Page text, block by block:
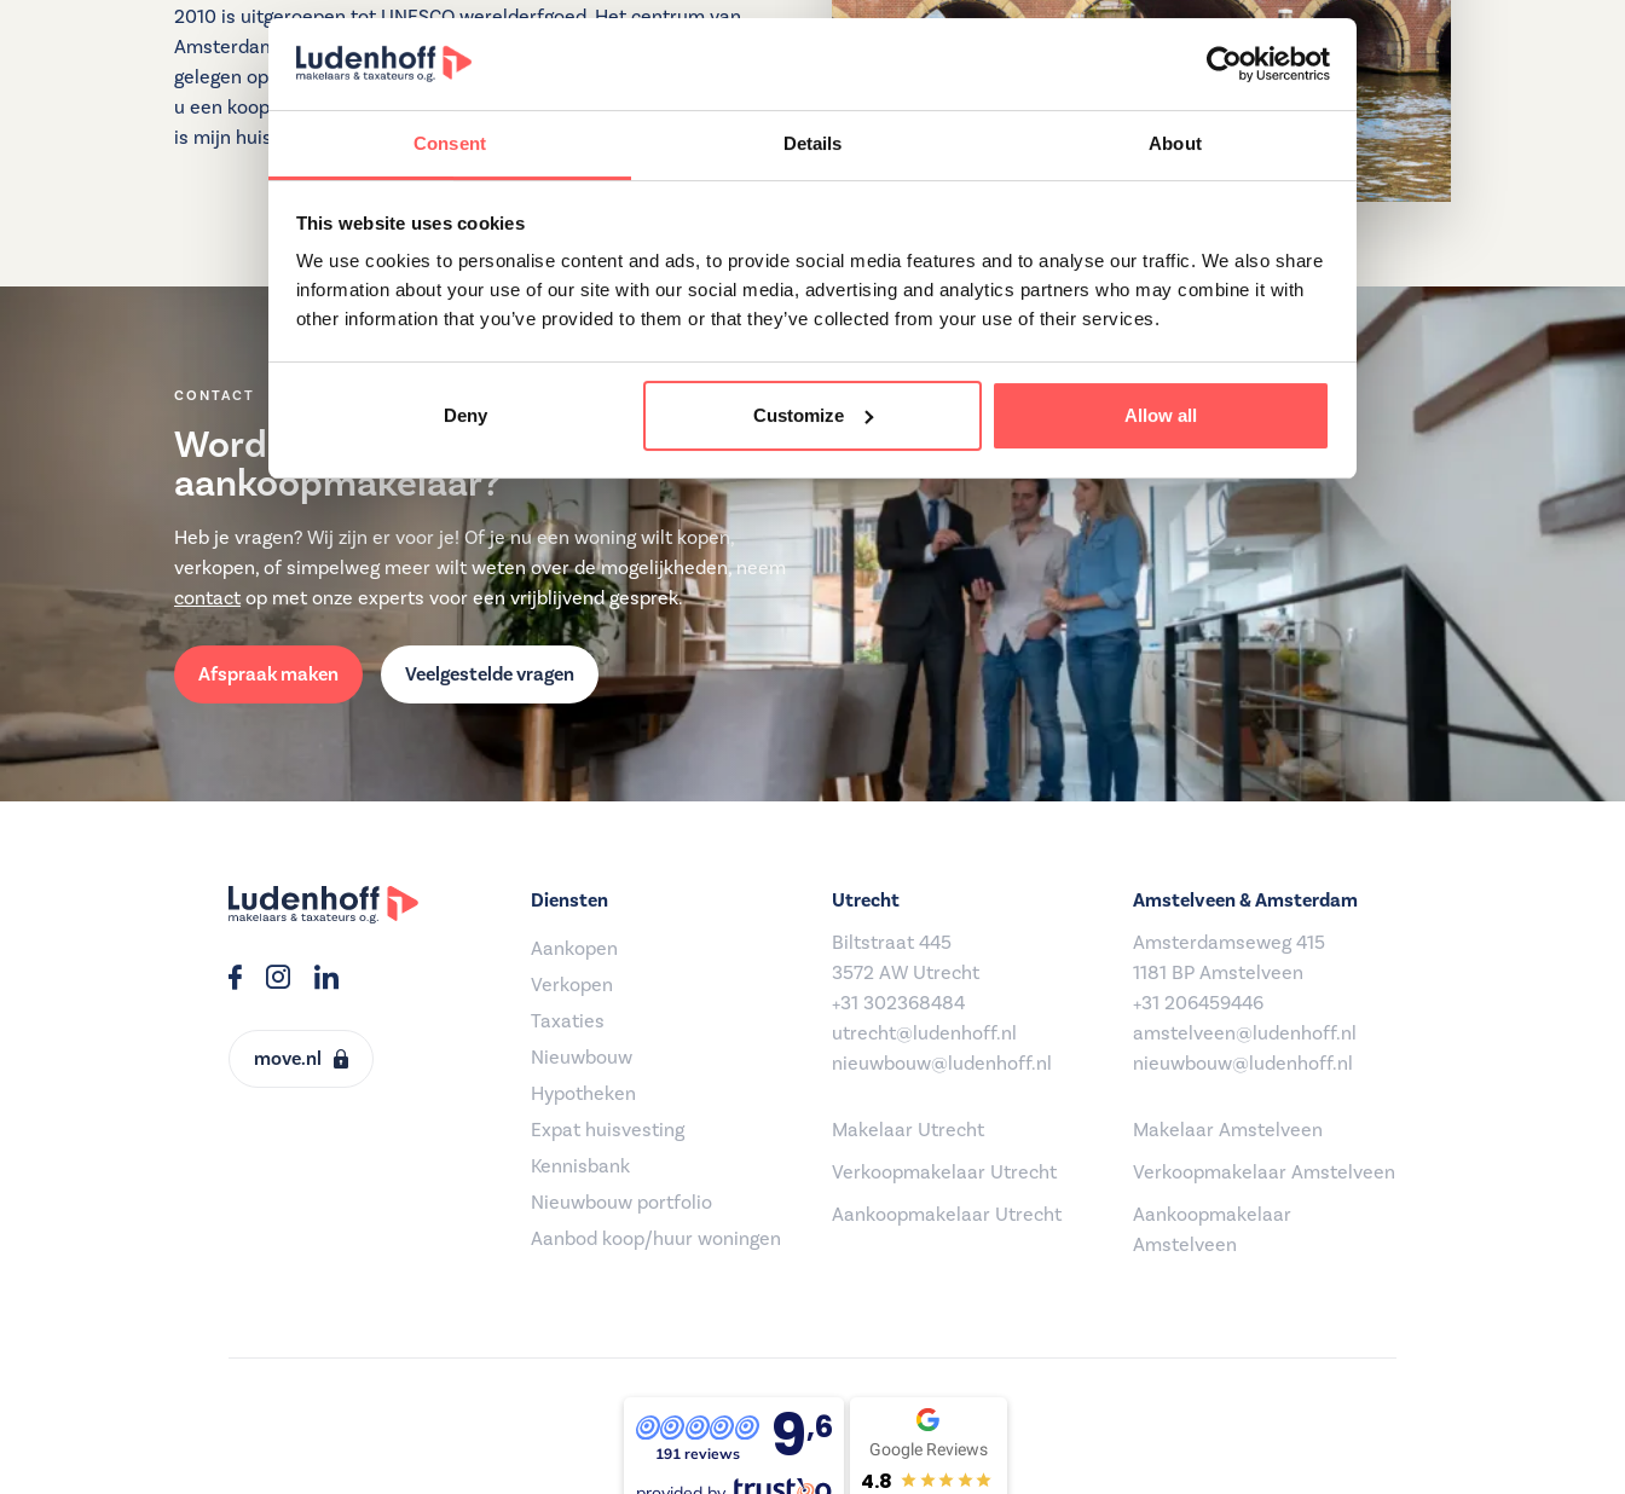
Consent Details About
This website uses cookies
We use cookies to personalise content and ads, to provide social media features and to analyse our traffic. We also share
information about your use of our site with our social media, advertising and analytics partners who may combine it with
other information that you’ve provided to them or that they’ve collected from your use of their services.
Deny Customize Allow all
2010 is uitgeroepen tot UNESCO werelderfgoed. Het centrum van
Amsterdam is begrensd door de Singel. Veel woningen in dit gebied zijn
gelegen op eigen grond en hebben niets te maken met erfpacht. Heeft
u een koopwoning in dit gebied en heeft u de vraag, bijvoorbeeld; wat
is mijn huis nu waard? Dan komen wij graag bij u langs!
CONTACT
Worden wij jouw
aankoopmakelaar?
Heb je vragen? Wij zijn er voor je! Of je nu een woning wilt kopen,
verkopen, of simpelweg meer wilt weten over de mogelijkheden, neem
contact op met onze experts voor een vrijblijvend gesprek.
Afspraak maken Veelgestelde vragen
move.nl
Diensten
Aankopen
Verkopen
Taxaties
Nieuwbouw
Hypotheken
Expat huisvesting
Kennisbank
Nieuwbouw portfolio
Aanbod koop/huur woningen
Utrecht
Biltstraat 445
3572 AW Utrecht
+31 302368484
utrecht@ludenhoff.nl
nieuwbouw@ludenhoff.nl
Makelaar Utrecht
Verkoopmakelaar Utrecht
Aankoopmakelaar Utrecht
Amstelveen & Amsterdam
Amsterdamseweg 415
1181 BP Amstelveen
+31 206459446
amstelveen@ludenhoff.nl
nieuwbouw@ludenhoff.nl
Makelaar Amstelveen
Verkoopmakelaar Amstelveen
Aankoopmakelaar
Amstelveen
191 reviews 9,6
Google Reviews
4.8